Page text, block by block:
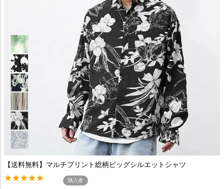
【送料無料】マルチプリント総柄ビッグシルエットシャツ
購入者